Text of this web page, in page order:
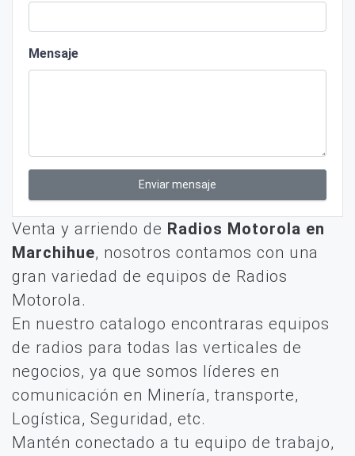
Mensaje
Enviar mensaje
Venta y arriendo de Radios Motorola en
Marchihue, nosotros contamos con una
gran variedad de equipos de Radios
Motorola.
En nuestro catalogo encontraras equipos
de radios para todas las verticales de
negocios, ya que somos líderes en
comunicación en Minería, transporte,
Logística, Seguridad, etc.
Mantén conectado a tu equipo de trabajo,